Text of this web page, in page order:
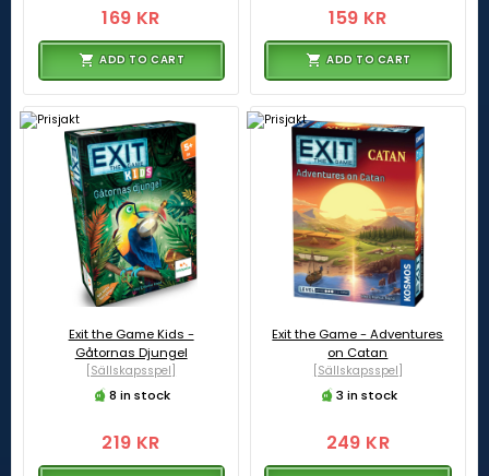
169 KR
ADD TO CART
159 KR
ADD TO CART
Exit the Game Kids -
Gåtornas Djungel
[Sällskapsspel]
8 in stock
219 KR
Exit the Game - Adventures
on Catan
[Sällskapsspel]
3 in stock
249 KR